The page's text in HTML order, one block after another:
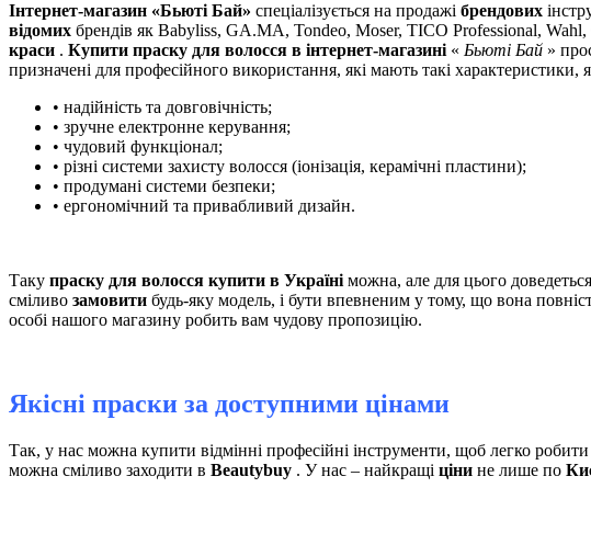
Інтернет-магазин «Бьюті Бай» спеціалізується на продажі брендових
відомих брендів як Babyliss, GA.MA, Tondeo, Moser, TICO Professional,
краси . Купити праску для волосся в інтернет-магазині « Бьюті Бай »
призначені для професійного використання, які мають такі характеристики,
• надійність та довговічність;
• зручне електронне керування;
• чудовий функціонал;
• різні системи захисту волосся (іонізація, керамічні пластини);
• продумані системи безпеки;
• ергономічний та привабливий дизайн.
Таку праску для волосся купити в Україні можна, але для цього
сміливо замовити будь-яку модель, і бути впевненим у тому, що вона
особі нашого магазину робить вам чудову пропозицію.
Якісні праски за доступними цінами
Так, у нас можна купити відмінні професійні інструменти, щоб легко робити
можна сміливо заходити в Beautybuy . У нас – найкращі ціни не лише по